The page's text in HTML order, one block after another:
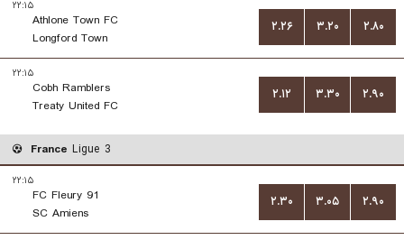
۲۲:۱۵
Athlone Town FC
Longford Town
۲.۲۶ ۳.۲۰ ۲.۸۰
۲۲:۱۵
Cobh Ramblers
Treaty United FC
۲.۱۲ ۳.۳۰ ۲.۹۰
France Ligue 3
۲۲:۱۵
FC Fleury 91
SC Amiens
۲.۳۰ ۳.۰۵ ۲.۹۰